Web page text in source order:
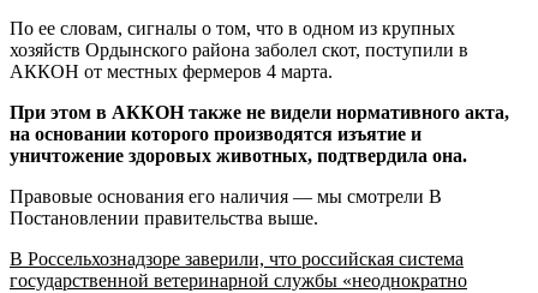
По ее словам, сигналы о том, что в одном из крупных
хозяйств Ордынского района заболел скот, поступили в
АККОН от местных фермеров 4 марта.
При этом в АККОН также не видели нормативного акта,
на основании которого производятся изъятие и
уничтожение здоровых животных, подтвердила она.
Правовые основания его наличия — мы смотрели В
Постановлении правительства выше.
В Россельхознадзоре заверили, что российская система
государственной ветеринарной службы «неоднократно